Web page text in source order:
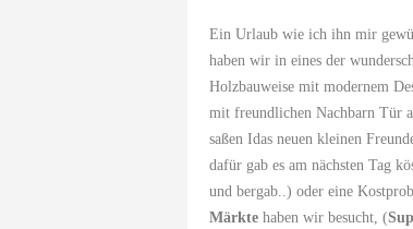
Ein Urlaub wie ich ihn mir
haben wir in eines der
Holzbauweise mit modernem
mit freundlichen Nachbarn Tür
saßen Idas neuen kleinen
dafür gab es am nächsten Tag
und bergab..) oder eine
Märkte haben wir besucht, (